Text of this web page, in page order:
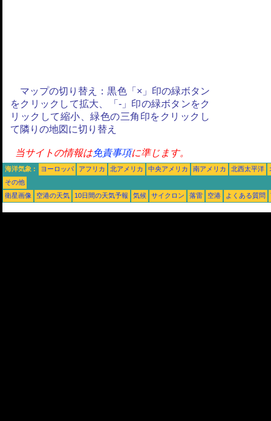
マップの切り替え：黒色「×」印の緑ボタン
をクリックして拡大、「-」印の緑ボタンをク
リックして縮小、緑色の三角印をクリックし
て隣りの地図に切り替え
当サイトの情報は免責事項に準じます。
海洋気象 : ヨーロッパ アフリカ 北アメリカ 中央アメリカ 南アメリカ 北西太平洋
その他
衛星画像
空港の天気 10日間の天気予報 気候 サイクロン 落雷 空港 よくある質問